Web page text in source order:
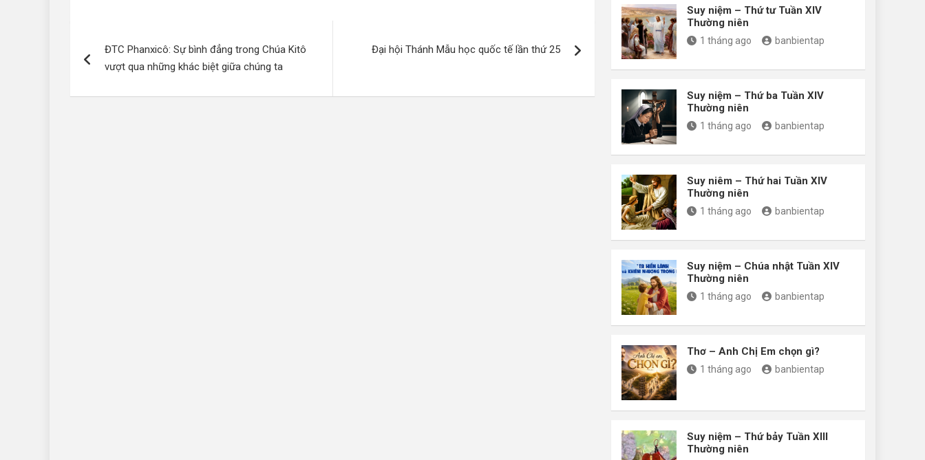
hướng
bài
ĐTC Phanxicô: Sự bình đẳng trong Chúa Kitô
vượt qua những khác biệt giữa chúng ta
Đại hội Thánh Mẫu học quốc tế lần thứ 25
Suy niệm – Thứ tư Tuần XIV
Thường niên
1 tháng ago banbientap
Suy niệm – Thứ ba Tuần XIV
Thường niên
1 tháng ago banbientap
Suy niêm – Thứ hai Tuần XIV
Thường niên
1 tháng ago banbientap
Suy niệm – Chúa nhật Tuần XIV
Thường niên
1 tháng ago banbientap
Thơ – Anh Chị Em chọn gì?
1 tháng ago banbientap
Suy niệm – Thứ bảy Tuần XIII
Thường niên